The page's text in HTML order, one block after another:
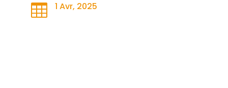
 1 Avr, 2025